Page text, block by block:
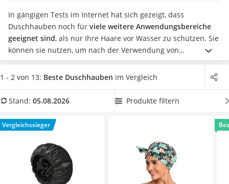
Akku-Tischlampe
Konferenzmikrofon
Klappmatratze
Duschkopf mit Kalkfilter
Aktenvernichter Sicherheitsstufe 4
Bettgitter
Topper 100 x 200
Höhenverstellbarer Schreibtisch
Matratze 90 x 200 cm
In gängigen Tests im Internet hat sich gezeigt, dass
Duschhauben noch für viele weitere Anwendungsbereiche
geeignet sind, als nur Ihre Haare vor Wasser zu schützen. Sie
können sie nutzen, um nach der Verwendung von
LockenwicklernIhre Haare zusammenzuhalten, oder als
Abdeckung für Obst oder Gemüse.Wählen Sie jetzt aus
Duschhaube , um einen kleinen Beitrag zum Schutz der
besonders das Modell
Eigenschaften.
1 - 2 von 13: Beste Duschhauben im Vergleich
Stand: 05.08.2026 Produkte filtern
Vergleichssieger